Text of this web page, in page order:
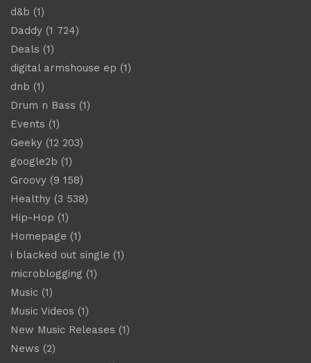
d&b (1)
Daddy (1 724)
Deals (1)
digital armshouse ep (1)
dnb (1)
Drum n Bass (1)
Events (1)
Geeky (12 203)
google2b (1)
Groovy (9 158)
Healthy (3 538)
Hip-Hop (1)
Homepage (1)
i blacked out single (1)
microblogging (1)
Music (1)
Music Videos (1)
New Music Releases (1)
News (2)